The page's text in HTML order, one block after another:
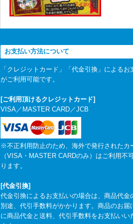
お支払い方法について
「クレジットカード」「代金引換」によるお
がご利用可能です。
[ご利用頂けるクレジットカード]
VISA／MASTER CARD／JCB
※不正利用防止のため、海外で発行されたカ
（VISA・MASTER CARDのみ）はご利用不
ります。
[代金引換]
代金引換によるお支払いの場合は、商品代金
別途、代引手数料がかかります。商品のお届
に商品代金と送料、代引手数料をお支払いい